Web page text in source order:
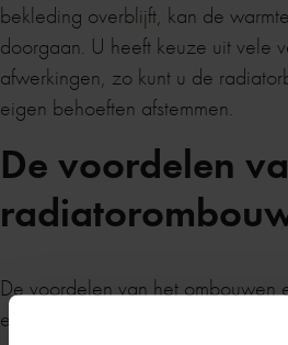
bekleding overblijft, kan de
doorgaan. U heeft keuze uit vele
afwerkingen, zo kunt u de
eigen behoeften afstemmen.
De voordelen
De voordelen van het ombouwen
eindeloos, maar mocht u nog niet